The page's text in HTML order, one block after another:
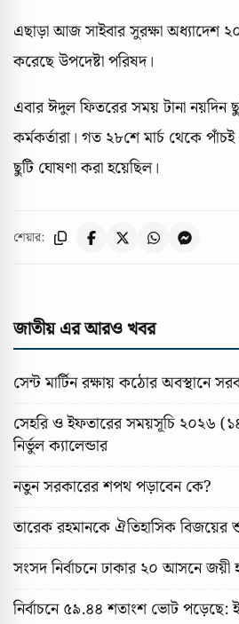
এছাড়া আজ সাইবার সুরক্ষা অধ্যাদেশ
করেছে উপদেষ্টা পরিষদ।
এবার ঈদুল ফিতরের সময় টানা নয়দিন
কর্মকর্তারা। গত ২৮শে মার্চ থেকে পাঁচই
ছুটি ঘোষণা করা হয়েছিল।
শেয়ার:
জাতীয় এর আরও খবর
সেন্ট মার্টিন রক্ষায় কঠোর অবস্থানে
সেহরি ও ইফতারের সময়সূচি ২০২৬
নির্ভুল ক্যালেন্ডার
নতুন সরকারের শপথ পড়াবেন কে?
তারেক রহমানকে ঐতিহাসিক বিজয়ের
সংসদ নির্বাচনে ঢাকার ২০ আসনে জয়ী
নির্বাচনে ৫৯.৪৪ শতাংশ ভোট পড়েছে: